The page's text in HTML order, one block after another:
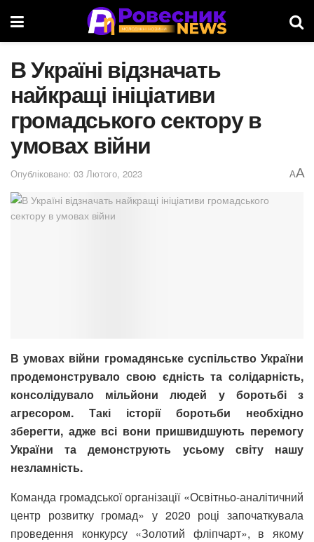
В Україні відзначать
найкращі ініціативи
громадського сектору в
умовах війни
Опубліковано: 03 Лютого, 2023 AA
В умовах війни громадянське суспільство України
продемонструвало свою єдність та солідарність,
консолідувало мільйони людей у боротьбі з
агресором. Такі історії боротьби необхідно
зберегти, адже всі вони пришвидшують перемогу
України та демонструють усьому світу нашу
незламність.
Команда громадської організації «Освітньо-аналітичний
центр розвитку громад» у 2020 році започаткувала
проведення конкурсу «Золотий фліпчарт», в якому